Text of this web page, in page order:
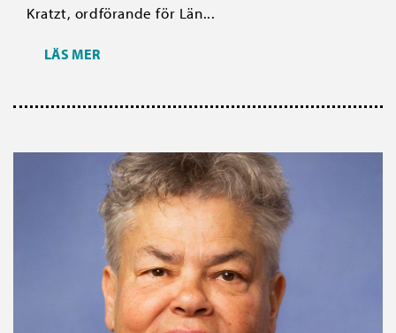
Kratzt, ordförande för Län...
LÄS MER